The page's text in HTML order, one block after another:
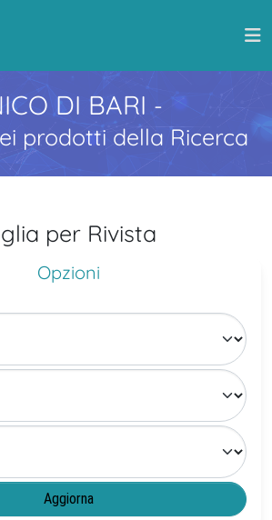
DI BARI -
prodotti della Ricerca
per Rivista
Opzioni